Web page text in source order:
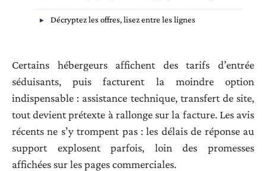
Décryptez les offres, lisez entre les lignes
Certains hébergeurs affichent des tarifs d’entrée
séduisants, puis facturent la moindre option
indispensable : assistance technique, transfert de site,
tout devient prétexte à rallonge sur la facture. Les avis
récents ne s’y trompent pas : les délais de réponse au
support explosent parfois, loin des promesses
affichées sur les pages commerciales.